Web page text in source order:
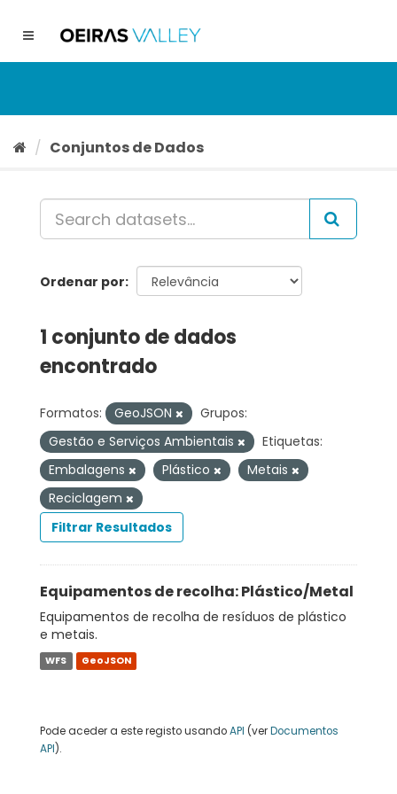
conteúdo
Toggle
Conjuntos de Dados
Ordenar por
1 conjunto de dados
encontrado
Formatos: GeoJSON
Grupos:
Gestão e Serviços Ambientais
Etiquetas:
Embalagens
Plástico
Metais
Reciclagem
Filtrar Resultados
Equipamentos de recolha: Plástico/Metal
Equipamentos de recolha de resíduos de plástico
e metais.
WFS GeoJSON
Pode aceder a este registo usandoAPI (verDocumentos
API).